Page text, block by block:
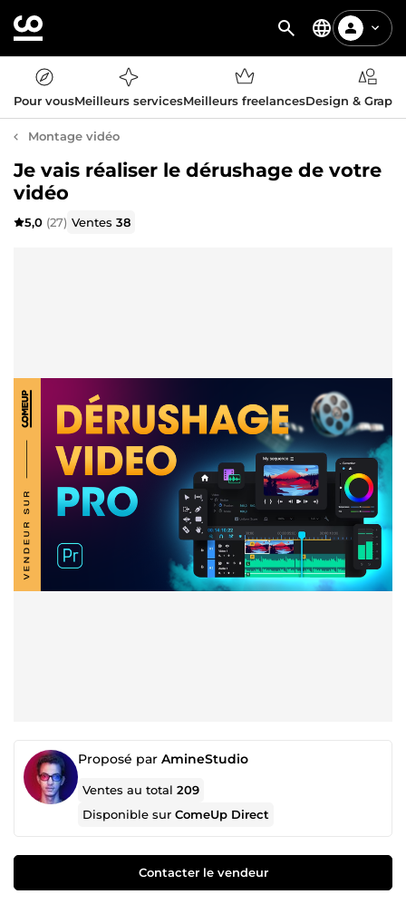
Pour vousMeilleurs servicesMeilleurs freelancesDesign &
Montage vidéo
Je vais réaliser le dérushage de votre
vidéo
5,0 (27) Ventes38
Proposé par AmineStudio
Ventes au total209
Disponible surComeUp Direct
Contacter le vendeur